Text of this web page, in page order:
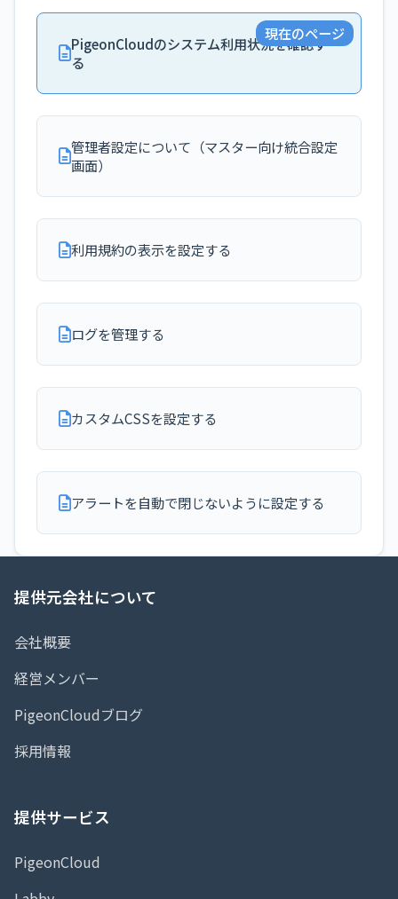
PigeonCloudのシステム利用状況を確認す
る
現在のページ
管理者設定について（マスター向け統合設定
画面）
利用規約の表示を設定する
ログを管理する
カスタムCSSを設定する
アラートを自動で閉じないように設定する
提供元会社について
会社概要
経営メンバー
PigeonCloudブログ
採用情報
提供サービス
PigeonCloud